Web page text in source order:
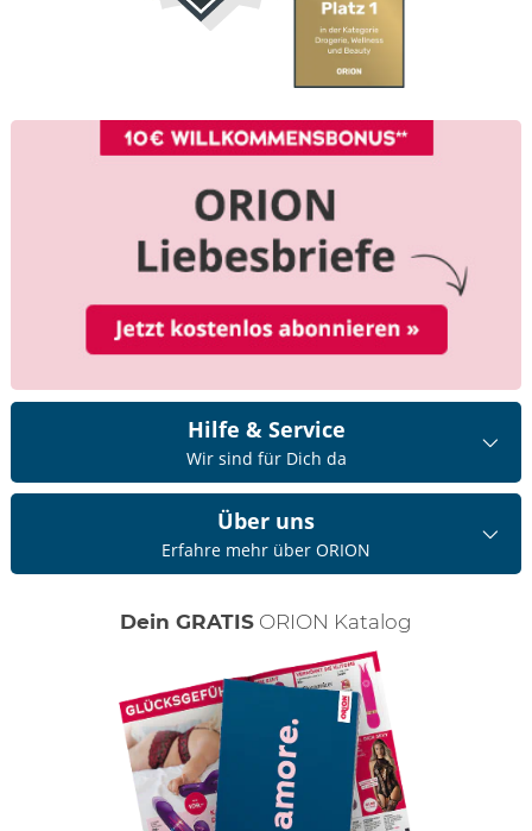
Hilfe & Service
Wir sind für Dich da
Über uns
Erfahre mehr über ORION
Dein GRATIS ORION Katalog